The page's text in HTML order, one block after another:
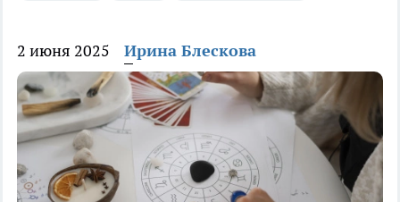
2 июня 2025 Ирина Блескова